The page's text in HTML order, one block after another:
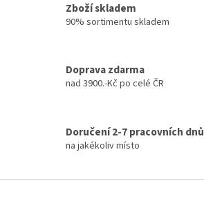
s
Zboží skladem
90% sortimentu skladem
Doprava zdarma
nad 3900.-Kč po celé ČR
Doručení 2-7 pracovních dnů
na jakékoliv místo
Z